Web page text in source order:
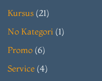
Kursus (21)
No Kategori (1)
Promo (6)
Service (4)